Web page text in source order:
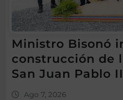
Ministro Bisonó
construcción de
San Juan Pablo
Ago 7, 2026